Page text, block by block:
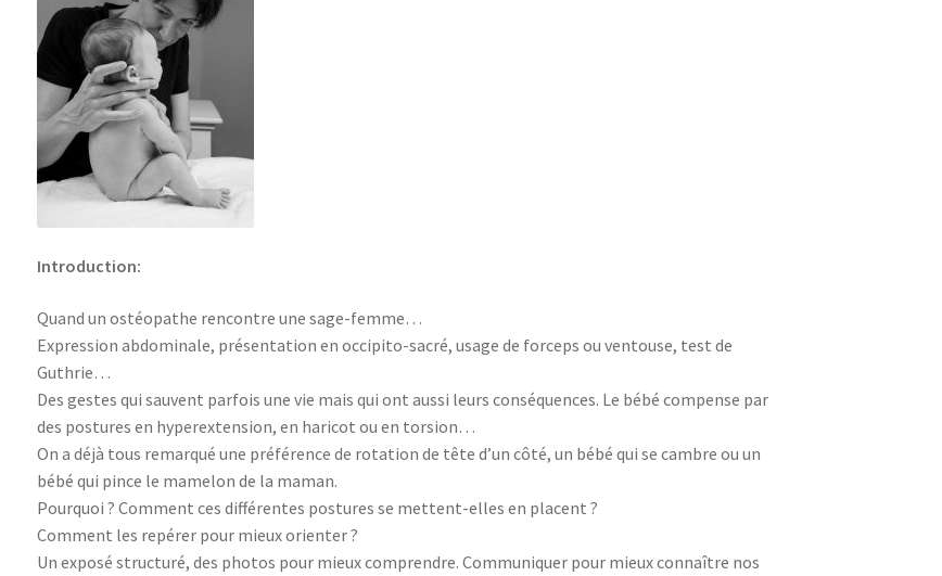
Introduction:
Quand un ostéopathe rencontre une sage-femme…
Expression abdominale, présentation en occipito-sacré, usage de forceps ou ventouse, test de
Guthrie…
Des gestes qui sauvent parfois une vie mais qui ont aussi leurs conséquences. Le bébé compense par
des postures en hyperextension, en haricot ou en torsion…
On a déjà tous remarqué une préférence de rotation de tête d’un côté, un bébé qui se cambre ou un
bébé qui pince le mamelon de la maman.
Pourquoi ? Comment ces différentes postures se mettent-elles en placent ?
Comment les repérer pour mieux orienter ?
Un exposé structuré, des photos pour mieux comprendre. Communiquer pour mieux connaître nos